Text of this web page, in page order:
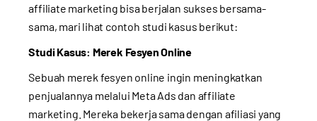
affiliate marketing bisa berjalan sukses bersama-
sama, mari lihat contoh studi kasus berikut:
Studi Kasus: Merek Fesyen Online
Sebuah merek fesyen online ingin meningkatkan
penjualannya melalui Meta Ads dan affiliate
marketing. Mereka bekerja sama dengan afiliasi yang